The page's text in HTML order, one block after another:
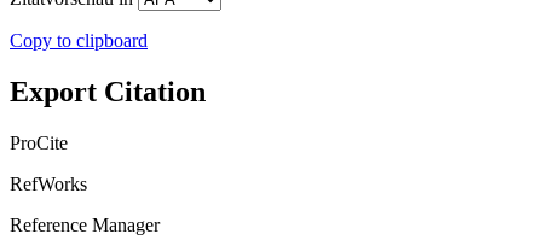
Copy to clipboard
Export Citation
ProCite
RefWorks
Reference Manager